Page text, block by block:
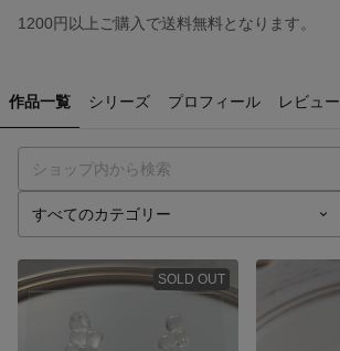
1200円以上ご購入で送料無料となります。
作品一覧 シリーズ プロフィール レビュー
SOLD OUT